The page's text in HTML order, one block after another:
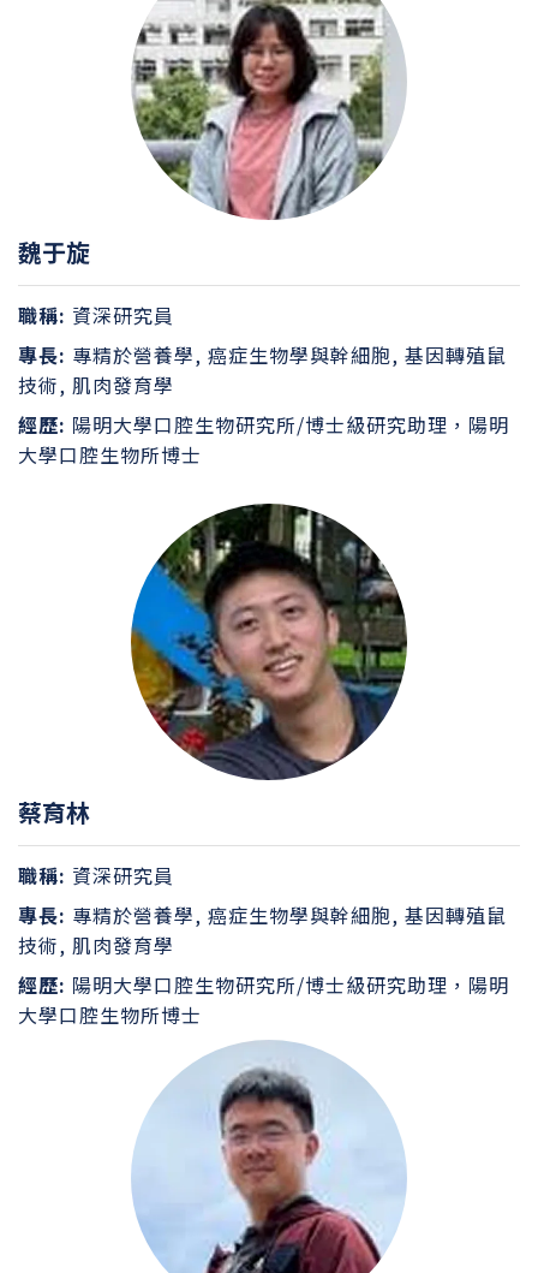
魏于旋
職稱: 資深研究員
專長: 專精於營養學, 癌症生物學與幹細胞, 基因轉殖鼠
技術, 肌肉發育學
經歷: 陽明大學口腔生物研究所/博士級研究助理，陽明
大學口腔生物所博士
蔡育林
職稱: 資深研究員
專長: 專精於營養學, 癌症生物學與幹細胞, 基因轉殖鼠
技術, 肌肉發育學
經歷: 陽明大學口腔生物研究所/博士級研究助理，陽明
大學口腔生物所博士